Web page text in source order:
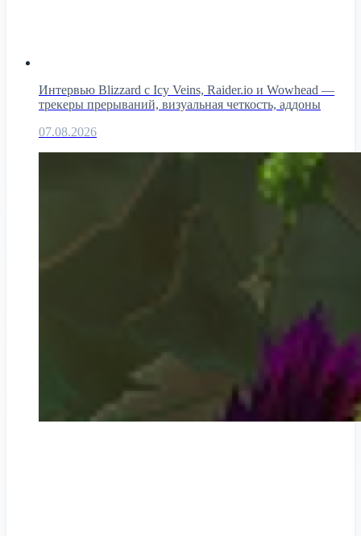
Интервью Blizzard с Icy Veins, Raider.io и Wowhead —
трекеры прерываний, визуальная четкость, аддоны
07.08.2026